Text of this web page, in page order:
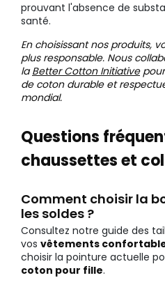
prouvant l'absence de
santé.
En choisissant nos produits,
plus responsable. Nous
laBetter Cotton Initiative
de coton durable et
mondial.
Questions
chaussettes et
Comment choisir la
les soldes ?
Consultez notre guide des
vos vêtements
choisir la pointure actuelle
coton pour fille.